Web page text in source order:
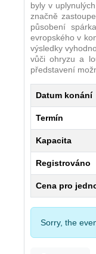
byly v
značně
působení
evropského v
výsledky
vůči ohryzu a
představení
Datum konání
Termín
Kapacita
Registrováno
Cena pro
Sorry, the